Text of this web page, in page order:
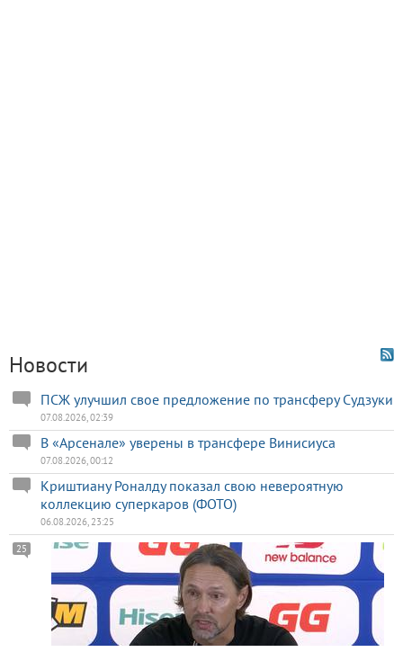
Новости
ПСЖ улучшил свое предложение по трансферу Судзуки
07.08.2026, 02:39
В «Арсенале» уверены в трансфере Винисиуса
07.08.2026, 00:12
Криштиану Роналду показал свою невероятную
коллекцию суперкаров (ФОТО)
06.08.2026, 23:25
25